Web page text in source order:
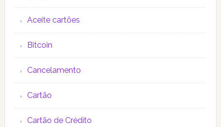
Aceite cartões
Bitcoin
Cancelamento
Cartão
Cartão de Crédito